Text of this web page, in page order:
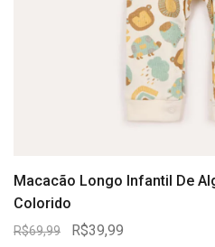
Macacão Longo Infantil De
Colorido
R$69,99 R$39,99